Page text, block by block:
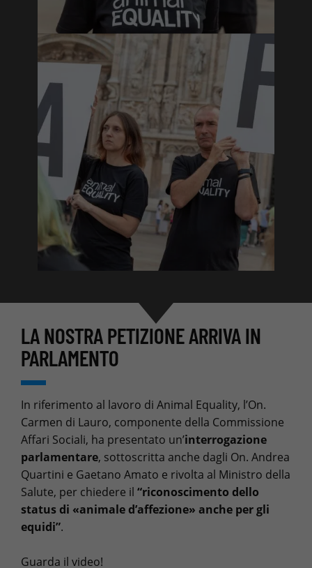
LA NOSTRA PETIZIONE ARRIVA IN
PARLAMENTO
In riferimento al lavoro di Animal Equality, l’On.
Carmen di Lauro, componente della Commissione
Affari Sociali, ha presentato un’interrogazione
parlamentare, sottoscritta anche dagli On. Andrea
Quartini e Gaetano Amato e rivolta al Ministro della
Salute, per chiedere il “riconoscimento dello
status di «animale d’affezione» anche per gli
equidi”.
Guarda il video!